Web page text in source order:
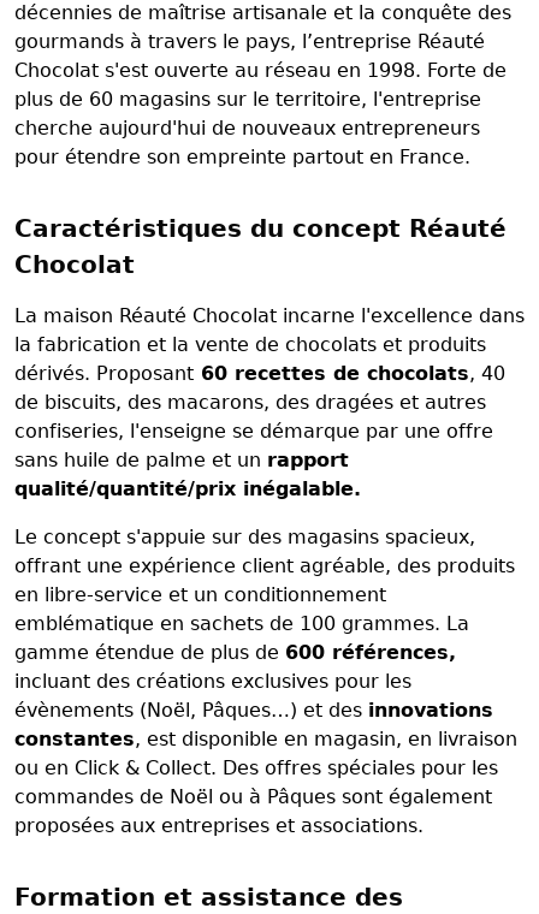
décennies de maîtrise artisanale et la conquête des
gourmands à travers le pays, l’entreprise Réauté
Chocolat s'est ouverte au réseau en 1998. Forte de
plus de 60 magasins sur le territoire, l'entreprise
cherche aujourd'hui de nouveaux entrepreneurs
pour étendre son empreinte partout en France.
Caractéristiques du concept Réauté
Chocolat
La maison Réauté Chocolat incarne l'excellence dans
la fabrication et la vente de chocolats et produits
dérivés. Proposant 60 recettes de chocolats, 40
de biscuits, des macarons, des dragées et autres
confiseries, l'enseigne se démarque par une offre
sans huile de palme et un rapport
qualité/quantité/prix inégalable.
Le concept s'appuie sur des magasins spacieux,
offrant une expérience client agréable, des produits
en libre-service et un conditionnement
emblématique en sachets de 100 grammes. La
gamme étendue de plus de 600 références,
incluant des créations exclusives pour les
évènements (Noël, Pâques…) et des innovations
constantes, est disponible en magasin, en livraison
ou en Click & Collect. Des offres spéciales pour les
commandes de Noël ou à Pâques sont également
proposées aux entreprises et associations.
Formation et assistance des